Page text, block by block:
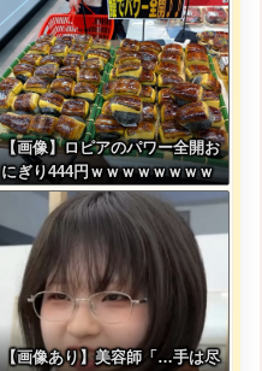
【画像】ロピアのパワー全開お
にぎり444円ｗｗｗｗｗｗｗｗ
ｗｗｗｗ
【画像あり】美容師「…手は尽